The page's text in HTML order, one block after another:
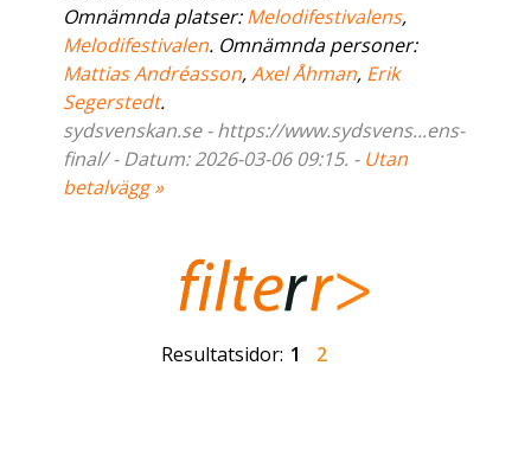
Omnämnda platser:Melodifestivalens,
Melodifestivalen. Omnämnda personer:
Mattias Andréasson,Axel Åhman, Erik
Segerstedt.
sydsvenskan.se - https://www.sydsvens...ens-
final/ - Datum: 2026-03-06 09:15. - Utan
betalvägg »
Resultatsidor: 1 2